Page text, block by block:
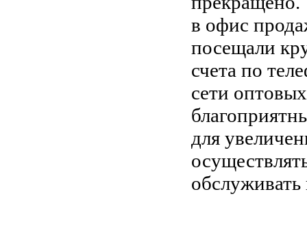
в офис
посещали
счета по
сети
для